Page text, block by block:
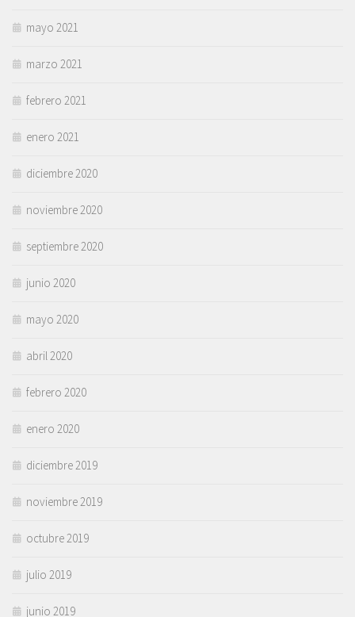
mayo 2021
marzo 2021
febrero 2021
enero 2021
diciembre 2020
noviembre 2020
septiembre 2020
junio 2020
mayo 2020
abril 2020
febrero 2020
enero 2020
diciembre 2019
noviembre 2019
octubre 2019
julio 2019
junio 2019